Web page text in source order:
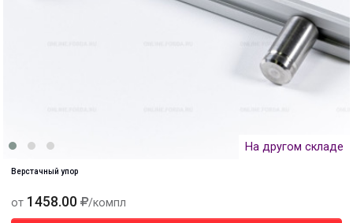
На другом складе
Верстачный упор
от 1458.00 /компл